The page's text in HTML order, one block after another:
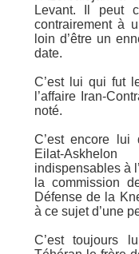
Levant. Il peut
contrairement à
loin d’être un
date.
C’est lui qui fut
l’affaire Iran-
noté.
C’est encore
Eilat-
indispensables à
la commission
Défense de la
à ce sujet d’une
C’est toujours